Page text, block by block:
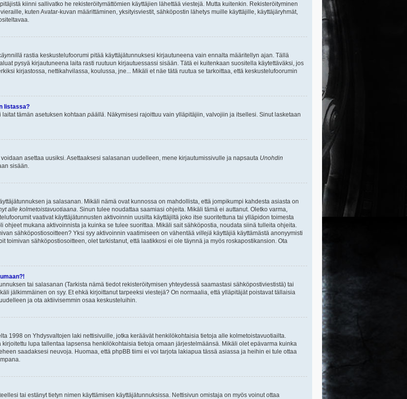
kiinni sallivatko he rekisteröitymättömien käyttäjien lähettää viestejä. Mutta kuitenkin. Rekisteröityminen
kuten Avatar-kuvan määrittäminen, yksityisviestit, sähköpostin lähetys muille käyttäjille, käyttäjäryhmät,
rastia keskustelufoorumi pitää käyttäjätunnuksesi kirjautuneena vain ennalta määritellyn ajan. Tällä
pysyä kirjautuneena laita rasti ruutuun kirjautuessassi sisään. Tätä ei kuitenkaan suositella käytettäväksi, jos
kirjastossa, nettikahvilassa, koulussa, jne... Mikäli et näe tätä ruutua se tarkoittaa, että keskustelufoorumin
listassa?
laitat tämän asetuksen kohtaan päällä. Näkymisesi rajoittuu vain ylläpitäjiin, valvojiin ja itsellesi. Sinut lasketaan
asettaa uusiksi. Asettaaksesi salasanan uudelleen, mene kirjautumissivulle ja napsauta Unohdin
sisään.
ja salasanan. Mikäli nämä ovat kunnossa on mahdollista, että jompikumpi kahdesta asiasta on
alle kolmetoistavuotiaana. Sinun tulee noudattaa saamiasi ohjeita. Mikäli tämä ei auttanut. Oletko varma,
vaativat käyttäjätunnusten aktivoinnin uusilta käyttäjiltä joko itse suoritettuna tai ylläpidon toimesta
mukana aktivoinnista ja kuinka se tulee suorittaa. Mikäli sait sähköpostia, noudata siinä tulleita ohjeita.
sähköpostiosoitteen? Yksi syy aktivoinnin vaatimiseen on vähentää villejä käyttäjiä käyttämästä anonyymisti
toimivan sähköpostiosoitteen, olet tarkistanut, että laatikkosi ei ole täynnä ja myös roskapostikansion. Ota
tai salasanan (Tarkista nämä tiedot rekisteröitymisen yhteydessä saamastasi sähköpostiviestistä) tai
jälkimmäinen on syy. Et ehkä kirjoittanut tarpeeksi viestejä? On normaalia, että ylläpitäjät poistavat tällaisia
ja ota aktiivisemmin osaa keskusteluihin.
1998 on Yhdysvaltojen laki nettisivuille, jotka keräävät henkilökohtaisia tietoja alle kolmetoistavuotiailta.
lupa tallentaa lapsensa henkilökohtaisia tietoja omaan järjestelmäänsä. Mikäli olet epävarma kuinka
saadaksesi neuvoja. Huomaa, että phpBB tiimi ei voi tarjota lakiapua tässä asiassa ja heihin ei tule ottaa
tai estänyt tietyn nimen käyttämisen käyttäjätunnuksissa. Nettisivun omistaja on myös voinut ottaa